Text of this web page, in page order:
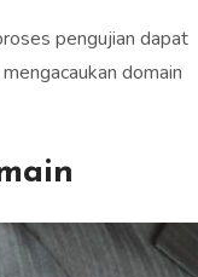
pengujian dapat
domain